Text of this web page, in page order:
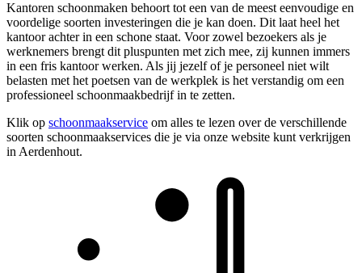
Kantoren schoonmaken behoort tot een van de meest eenvoudige en
voordelige soorten investeringen die je kan doen. Dit laat heel het
kantoor achter in een schone staat. Voor zowel bezoekers als je
werknemers brengt dit pluspunten met zich mee, zij kunnen immers
in een fris kantoor werken. Als jij jezelf of je personeel niet wilt
belasten met het poetsen van de werkplek is het verstandig om een
professioneel schoonmaakbedrijf in te zetten.
Klik op schoonmaakservice om alles te lezen over de verschillende
soorten schoonmaakservices die je via onze website kunt verkrijgen
in Aerdenhout.